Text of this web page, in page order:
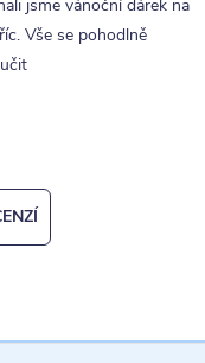
jsme vánoční dárek na
Vše se pohodlně